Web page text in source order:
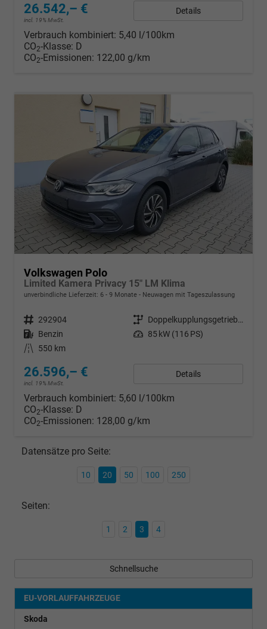
26.542,– €
incl. 19% MwSt.
Details
Verbrauch kombiniert: 5,40 l/100km
CO2-Klasse: D
CO2-Emissionen: 122,00 g/km
Volkswagen Polo
Limited Kamera Privacy 15" LM Klima
unverbindliche Lieferzeit: 6 - 9 Monate Neuwagen mit Tageszulassung
Fahrzeugnr. 292904 Getriebe
Doppelkupplungsgetriebe (DSG)
Kraftstoff Benzin Leistung 85 kW (116 PS)
Kilometerstand
550 km
26.596,– €
incl. 19% MwSt.
Details
Verbrauch kombiniert: 5,60 l/100km
CO2-Klasse: D
CO2-Emissionen: 128,00 g/km
Datensätze pro Seite:
10 20 50 100 250
Seiten:
1 2 3 4
Schnellsuche
EU-VORLAUFFAHRZEUGE
Skoda